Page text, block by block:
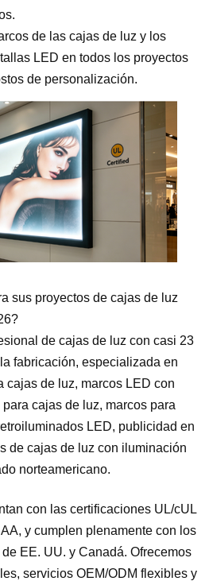
de las cajas de luz y los
LED en todos los proyectos
de personalización.
sus proyectos de cajas de luz
de cajas de luz con casi 23
fabricación, especializada en
cajas de luz, marcos LED con
cajas de luz, marcos para
LED, publicidad en
de cajas de luz con iluminación
norteamericano.
con las certificaciones UL/cUL
y cumplen plenamente con los
EE. UU. y Canadá. Ofrecemos
servicios OEM/ODM flexibles y